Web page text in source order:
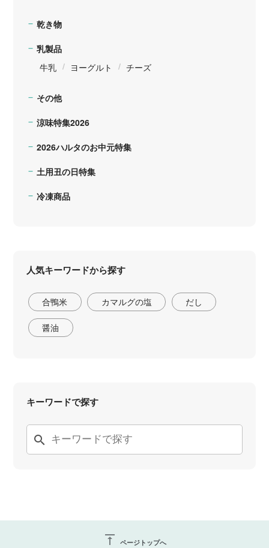
乾き物
乳製品
牛乳
ヨーグルト チーズ
その他
涼味特集2026
2026ハルタのお中元特集
土用丑の日特集
冷凍商品
人気キーワードから探す
合鴨米 カマルグの塩 だし
醤油
キーワードで探す
search
vertical_align_top ページトップへ